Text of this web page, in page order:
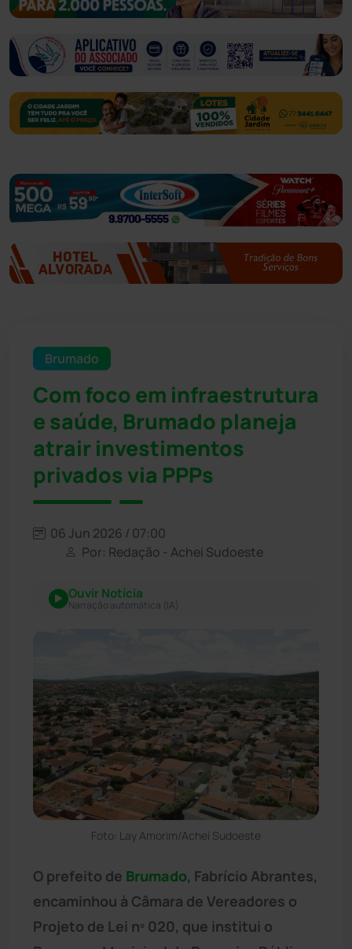
Brumado
Com foco em infraestrutura
e saúde, Brumado planeja
atrair investimentos
privados via PPPs
06 Jun 2026 / 07:00
Por: Redação - Achei Sudoeste
Ouvir Notícia
Narração automática (IA)
Foto: Lay Amorim/Achei Sudoeste
O prefeito de Brumado, Fabrício Abrantes,
encaminhou à Câmara de Vereadores o
Projeto de Lei nº 020, que institui o